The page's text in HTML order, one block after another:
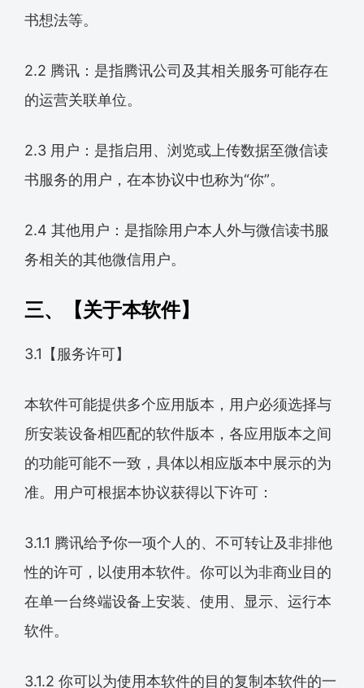
书想法等。
2.2 腾讯：是指腾讯公司及其相关服务可能存在
的运营关联单位。
2.3 用户：是指启用、浏览或上传数据至微信读
书服务的用户，在本协议中也称为“你”。
2.4 其他用户：是指除用户本人外与微信读书服
务相关的其他微信用户。
三、【关于本软件】
3.1【服务许可】
本软件可能提供多个应用版本，用户必须选择与
所安装设备相匹配的软件版本，各应用版本之间
的功能可能不一致，具体以相应版本中展示的为
准。用户可根据本协议获得以下许可：
3.1.1 腾讯给予你一项个人的、不可转让及非排他
性的许可，以使用本软件。你可以为非商业目的
在单一台终端设备上安装、使用、显示、运行本
软件。
3.1.2 你可以为使用本软件的目的复制本软件的一